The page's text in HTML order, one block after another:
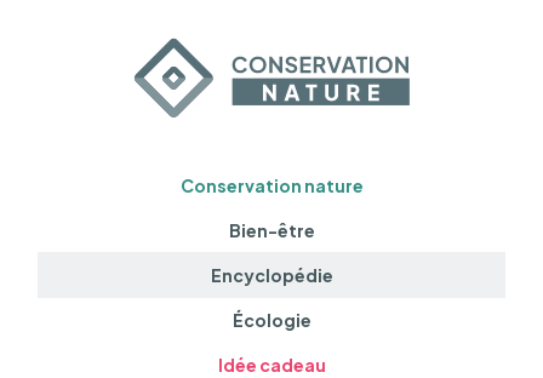
Conservation nature
Bien-être
Encyclopédie
Écologie
Idée cadeau